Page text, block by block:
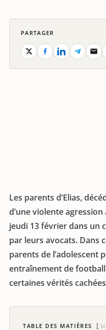
Les parents d’Elias,
d’une violente
jeudi 13 février dans un
par leurs avocats. Dans
parents de l’adolescent
entraînement de
certaines vérités
TABLE DES MATIÈRES
PARTAGER